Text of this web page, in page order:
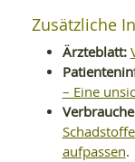
Zusätzliche
Ärzteblatt:
– Eine
aufpassen.